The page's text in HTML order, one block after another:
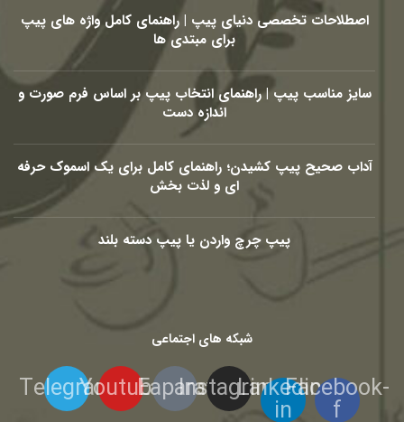
اصطلاحات تخصصی دنیای پیپ | راهنمای کامل واژه های پیپ
برای مبتدی ها
سایز مناسب پیپ | راهنمای انتخاب پیپ بر اساس فرم صورت و
اندازه دست
آداب صحیح پیپ کشیدن؛ راهنمای کامل برای یک اسموک حرفه
ای و لذت بخش
پیپ چرچ واردن یا پیپ دسته بلند
شبکه های اجتماعی
Facebook-
f
Linkedin-
in
Instagram
Eaparat
Youtube
Telegram